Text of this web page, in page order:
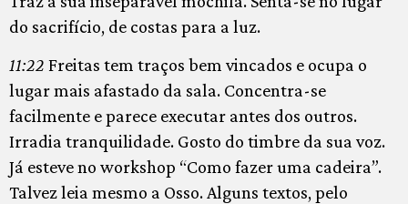
do sacrifício, de costas para a luz.
11:22 Freitas tem traços bem vincados e ocupa o
lugar mais afastado da sala. Concentra-se
facilmente e parece executar antes dos outros.
Irradia tranquilidade. Gosto do timbre da sua voz.
Já esteve no workshop “Como fazer uma cadeira”.
Talvez leia mesmo a Osso. Alguns textos, pelo